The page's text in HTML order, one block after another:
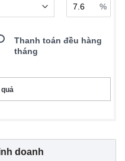
%
Thanh toán đều hàng
tháng
doanh